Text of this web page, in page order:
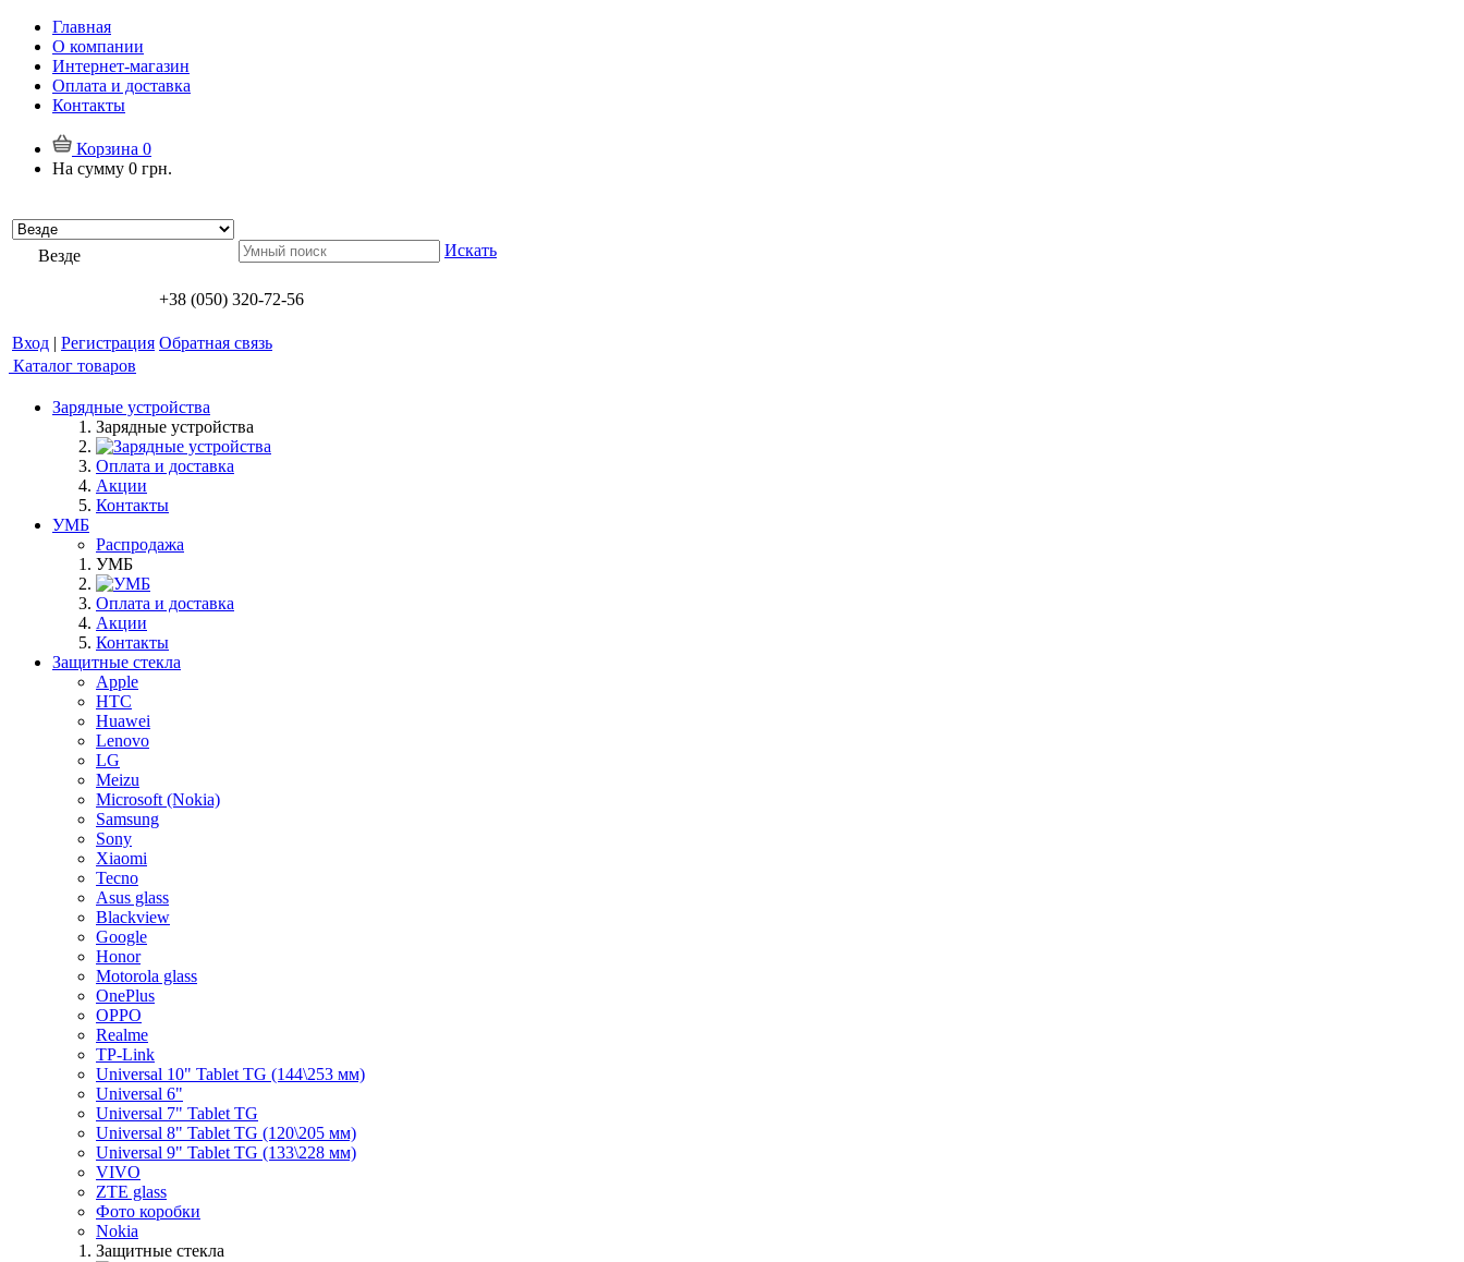
Главная
О компании
Интернет-магазин
Оплата и доставка
Контакты
Корзина 0
На сумму 0 грн.
Везде Искать
+38 (050) 320-72-56
Вход | Регистрация Обратная связь
Каталог товаров
Зарядные устройства
Зарядные устройства
Оплата и доставка
Акции
Контакты
УМБ
Распродажа
УМБ
Оплата и доставка
Акции
Контакты
Защитные стекла
Apple
HTC
Huawei
Lenovo
LG
Meizu
Microsoft (Nokia)
Samsung
Sony
Xiaomi
Tecno
Asus glass
Blackview
Google
Honor
Motorola glass
OnePlus
OPPO
Realme
TP-Link
Universal 10" Tablet TG (144\253 мм)
Universal 6"
Universal 7" Tablet TG
Universal 8" Tablet TG (120\205 мм)
Universal 9" Tablet TG (133\228 мм)
VIVO
ZTE glass
Фото коробки
Nokia
Защитные стекла